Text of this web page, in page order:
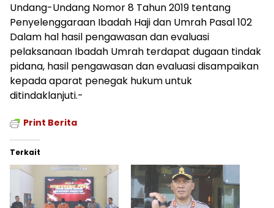
Undang-Undang Nomor 8 Tahun 2019 tentang
Penyelenggaraan Ibadah Haji dan Umrah Pasal 102
Dalam hal hasil pengawasan dan evaluasi
pelaksanaan Ibadah Umrah terdapat dugaan tindak
pidana, hasil pengawasan dan evaluasi disampaikan
kepada aparat penegak hukum untuk
ditindaklanjuti.-
Print Berita
Terkait